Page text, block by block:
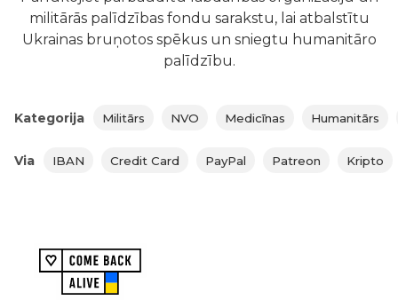
militārās palīdzības fondu sarakstu, lai atbalstītu
Ukrainas bruņotos spēkus un sniegtu humanitāro
palīdzību.
Kategorija Militārs NVO Medicīnas Humanitārs
Via IBAN Credit Card PayPal Patreon Kripto